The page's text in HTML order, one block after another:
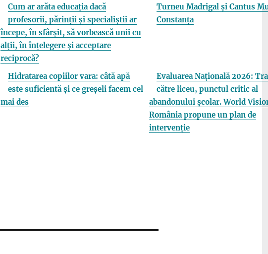
Cum ar arăta educația dacă
profesorii, părinții și specialiștii ar
începe, în sfârșit, să vorbească unii cu
alții, în înțelegere și acceptare
reciprocă?
Turneu Madrigal și Cantus
Constanța
Hidratarea copiilor vara: câtă apă
este suficientă și ce greșeli facem cel
mai des
Evaluarea Națională 2026:
către liceu, punctul critic al
abandonului școlar. World
România propune un plan de
intervenție